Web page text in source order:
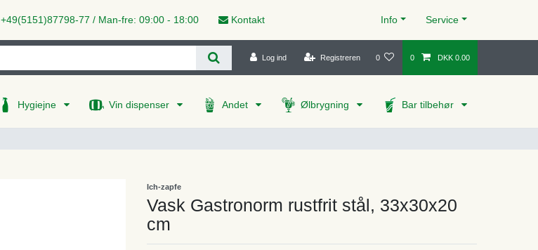
+49(5151)87798-77 / Man-fre: 09:00 - 18:00 Kontakt Info Service
Log ind Registreren 0 0 DKK 0.00
Hygiejne Vin dispenser Andet Ølbrygning Bar tilbehør
Ich-zapfe
Vask Gastronorm rustfrit stål, 33x30x20
cm